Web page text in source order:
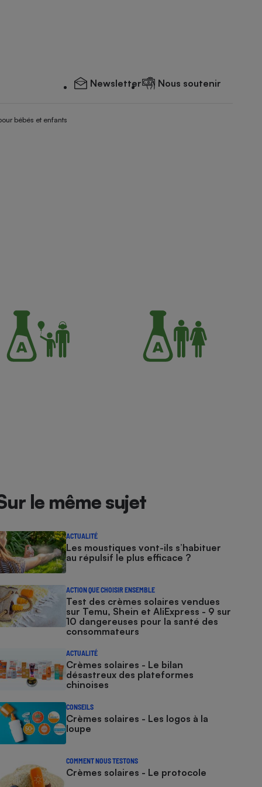
Newsletter Nous soutenir
bébés et enfants
le même sujet
ACTUALITÉ
Les moustiques vont-ils s’habituer
au répulsif le plus efficace ?
ACTION QUE CHOISIR ENSEMBLE
Test des crèmes solaires vendues
sur Temu, Shein et AliExpress - 9 sur
10 dangereuses pour la santé des
consommateurs
ACTUALITÉ
Crèmes solaires - Le bilan
désastreux des plateformes
chinoises
CONSEILS
Crèmes solaires - Les logos à la
loupe
COMMENT NOUS TESTONS
Crèmes solaires - Le protocole